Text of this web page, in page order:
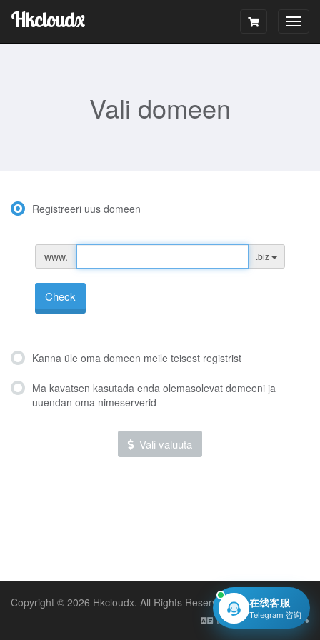
Hkcloudx
Vali domeen
Registreeri uus domeen
www. .biz
Check
Kanna üle oma domeen meile teisest registrist
Ma kavatsen kasutada enda olemasolevat domeeni ja
uuendan oma nimeserverid
Vali valuuta
Copyright © 2026 Hkcloudx. All Rights Reserved.
Estonian
在线客服
Telegram 咨询